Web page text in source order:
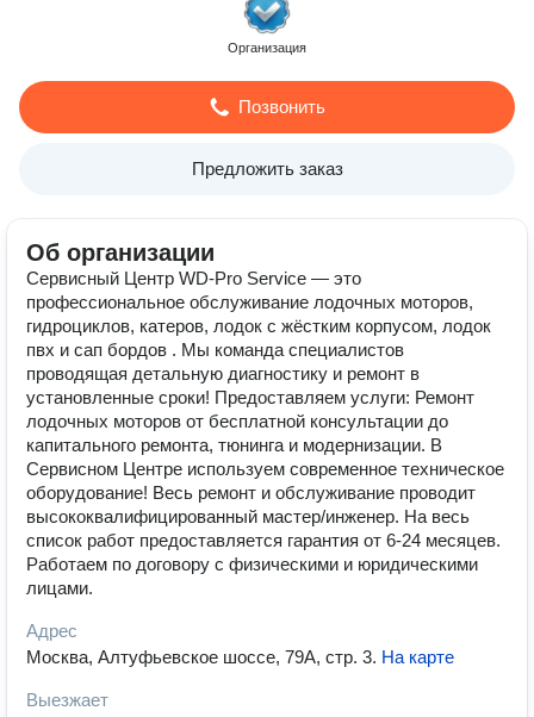
Организация
Позвонить
Предложить заказ
Об организации
Сервисный Центр WD-Pro Service — это
профессиональное обслуживание лодочных моторов,
гидроциклов, катеров, лодок с жёстким корпусом, лодок
пвх и сап бордов . Мы команда специалистов
проводящая детальную диагностику и ремонт в
установленные сроки! Предоставляем услуги: Ремонт
лодочных моторов от бесплатной консультации до
капитального ремонта, тюнинга и модернизации. В
Сервисном Центре используем современное техническое
оборудование! Весь ремонт и обслуживание проводит
высококвалифицированный мастер/инженер. На весь
список работ предоставляется гарантия от 6-24 месяцев.
Работаем по договору с физическими и юридическими
лицами.
Адрес
Москва, Алтуфьевское шоссе, 79А, стр. 3. На карте
Выезжает